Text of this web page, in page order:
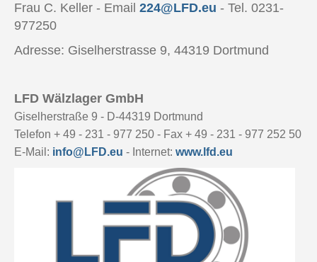
Frau C. Keller - Email 224@LFD.eu - Tel. 0231-
977250
Adresse: Giselherstrasse 9, 44319 Dortmund
LFD Wälzlager GmbH
Giselherstraße 9 - D-44319 Dortmund
Telefon + 49 - 231 - 977 250 - Fax + 49 - 231 - 977 252 50
E-Mail: info@LFD.eu - Internet: www.lfd.eu